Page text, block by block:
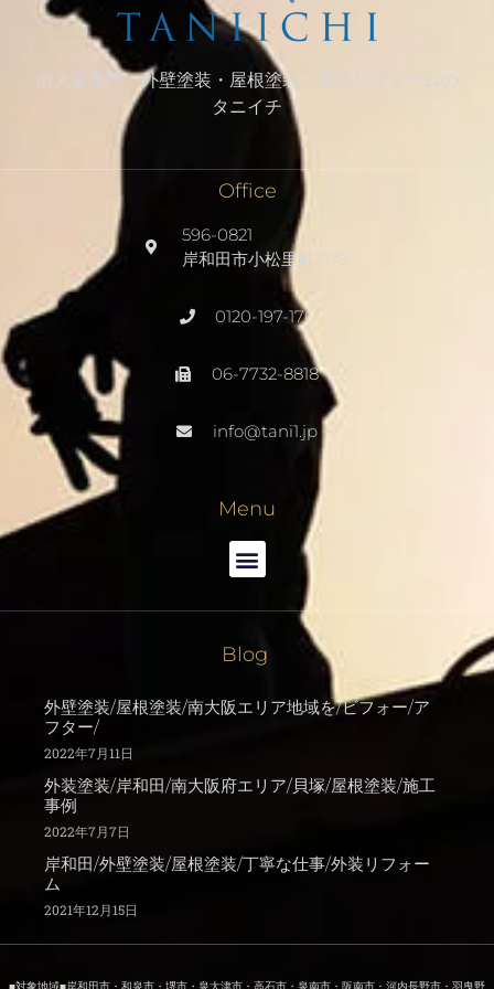
南大阪専門 外壁塗装・屋根塗装・外装リフォームの
タニイチ
Office
596-0821
岸和田市小松里町2179
0120-197-176
06-7732-8818
info@tani1.jp
Menu
Blog
外壁塗装/屋根塗装/南大阪エリア地域を/ビフォー/ア
フター/
2022年7月11日
外装塗装/岸和田/南大阪府エリア/貝塚/屋根塗装/施工
事例
2022年7月7日
岸和田/外壁塗装/屋根塗装/丁寧な仕事/外装リフォー
ム
2021年12月15日